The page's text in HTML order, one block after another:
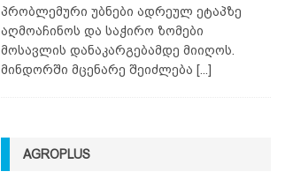
პრობლემური უბნები ადრეულ ეტაპზე
აღმოაჩინოს და საჭირო ზომები
მოსავლის დანაკარგებამდე მიიღოს.
მინდორში მცენარე შეიძლება [...]
AGROPLUS